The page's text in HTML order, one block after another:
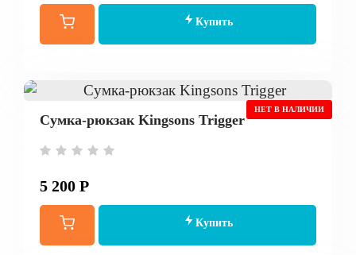
Купить
НЕТ В НАЛИЧИИ
Сумка-рюкзак Kingsons Trigger
5 200 Р
Купить